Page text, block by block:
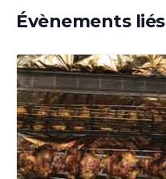
Évènements liés